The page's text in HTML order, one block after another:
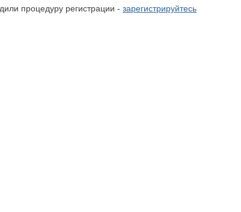
процедуру регистрации - зарегистрируйтесь